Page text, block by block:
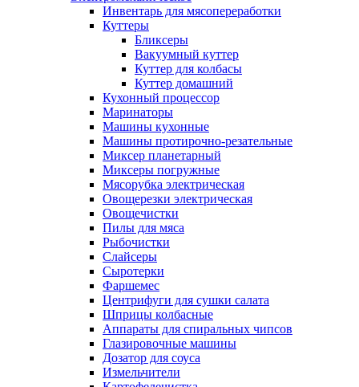
Инвентарь для мясопереработки
Куттеры
Бликсеры
Вакуумный куттер
Куттер для колбасы
Куттер домашний
Кухонный процессор
Маринаторы
Машины кухонные
Машины протирочно-резательные
Миксер планетарный
Миксеры погружные
Мясорубка электрическая
Овощерезки электрическая
Овощечистки
Пилы для мяса
Рыбочистки
Слайсеры
Сыротерки
Фаршемес
Центрифуги для сушки салата
Шприцы колбасные
Аппараты для спиральных чипсов
Глазировочные машины
Дозатор для соуса
Измельчители